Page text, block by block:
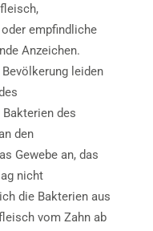
empfindliche
Anzeichen.
leiden
des
den
Gewebe an, das
nicht
die Bakterien aus
vom Zahn ab